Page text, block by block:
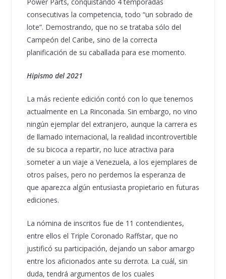
consecutivas la competencia, todo “un sobrado de
lote”. Demostrando, que no se trataba sólo del
Campeón del Caribe, sino de la correcta
planificación de su caballada para ese momento.
Hipismo del 2021
La más reciente edición contó con lo que tenemos
actualmente en La Rinconada. Sin embargo, no vino
ningún ejemplar del extranjero, aunque la carrera es
de llamado internacional, la realidad incontrovertible
de su bicoca a repartir, no luce atractiva para
someter a un viaje a Venezuela, a los ejemplares de
otros países, pero no perdemos la esperanza de
que aparezca algún entusiasta propietario en futuras
ediciones.
La nómina de inscritos fue de 11 contendientes,
entre ellos el Triple Coronado Raffstar, que no
justificó su participación, dejando un sabor amargo
entre los aficionados ante su derrota. La cuál, sin
duda, tendrá argumentos de los cuales